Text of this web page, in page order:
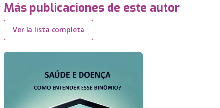
Más publicaciones de este autor
Ver la lista completa